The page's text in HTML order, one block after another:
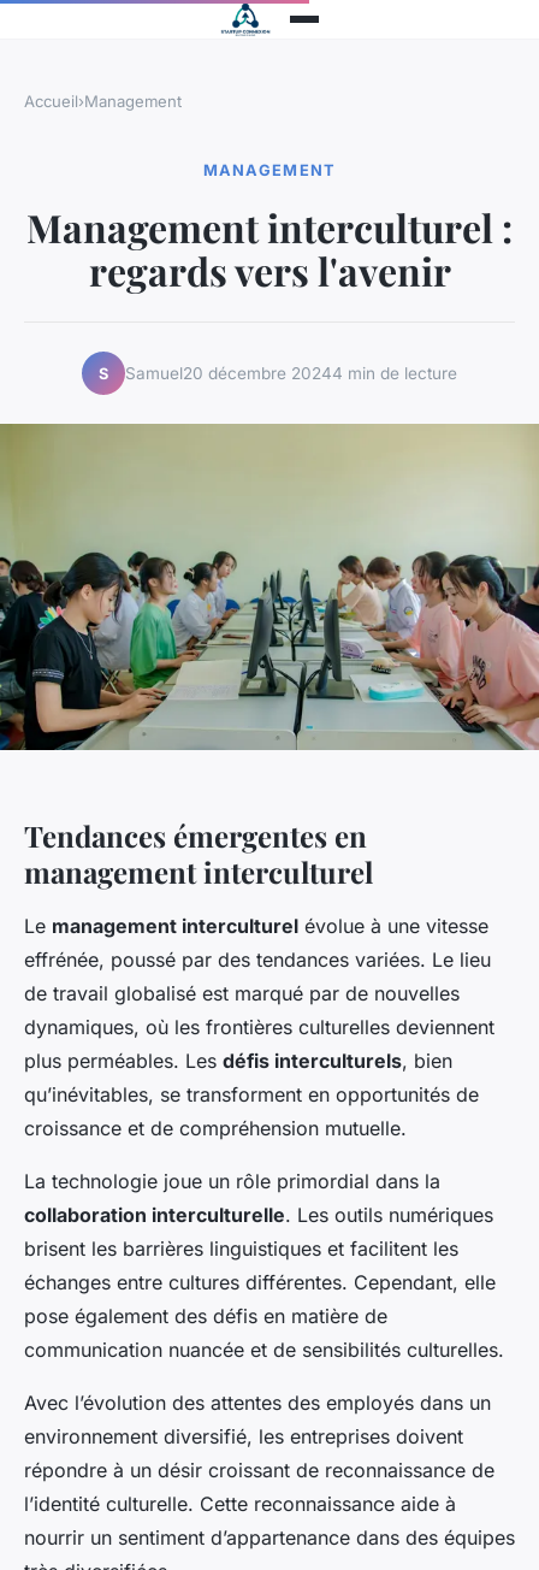
Accueil›Management
MANAGEMENT
Management interculturel :
regards vers l'avenir
S Samuel20 décembre 20244 min de lecture
Tendances émergentes en
management interculturel
Le management interculturel évolue à une vitesse
effrénée, poussé par des tendances variées. Le lieu
de travail globalisé est marqué par de nouvelles
dynamiques, où les frontières culturelles deviennent
plus perméables. Les défis interculturels, bien
qu’inévitables, se transforment en opportunités de
croissance et de compréhension mutuelle.
La technologie joue un rôle primordial dans la
collaboration interculturelle. Les outils numériques
brisent les barrières linguistiques et facilitent les
échanges entre cultures différentes. Cependant, elle
pose également des défis en matière de
communication nuancée et de sensibilités culturelles.
Avec l’évolution des attentes des employés dans un
environnement diversifié, les entreprises doivent
répondre à un désir croissant de reconnaissance de
l’identité culturelle. Cette reconnaissance aide à
nourrir un sentiment d’appartenance dans des équipes